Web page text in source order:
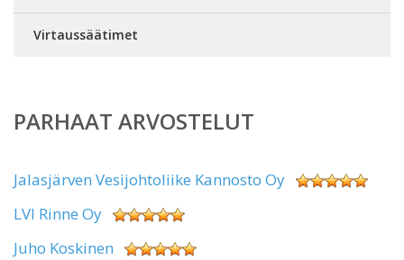
Virtaussäätimet
PARHAAT ARVOSTELUT
Jalasjärven Vesijohtoliike Kannosto Oy
LVI Rinne Oy
Juho Koskinen